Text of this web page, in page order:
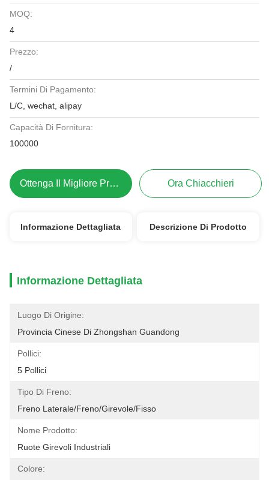
MOQ:
4
Prezzo:
/
Termini Di Pagamento:
L/C, wechat, alipay
Capacità Di Fornitura:
100000
Ottenga Il Migliore Prezzo Ora Chiacchieri
Informazione Dettagliata Descrizione Di Prodotto
Informazione Dettagliata
Luogo Di Origine:
Provincia Cinese Di Zhongshan Guandong
Pollici:
5 Pollici
Tipo Di Freno:
Freno Laterale/freno/girevole/fisso
Nome Prodotto:
Ruote Girevoli Industriali
Colore: